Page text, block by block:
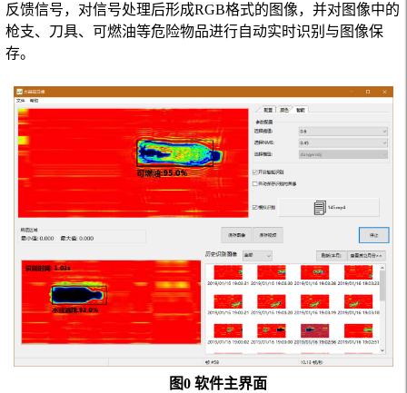
反馈信号，对信号处理后形成RGB格式的图像，并对图像中的
枪支、刀具、可燃油等危险物品进行自动实时识别与图像保
存。
图0 软件主界面